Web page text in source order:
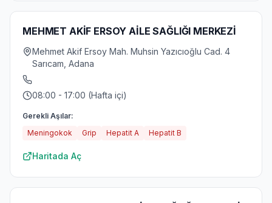
MEHMET AKİF ERSOY AİLE SAĞLIĞI MERKEZİ
Mehmet Akif Ersoy Mah. Muhsin Yazıcıoğlu Cad. 4
Sarıcam, Adana
08:00 - 17:00 (Hafta içi)
Gerekli Aşılar:
Meningokok
Grip Hepatit A Hepatit B
Haritada Aç